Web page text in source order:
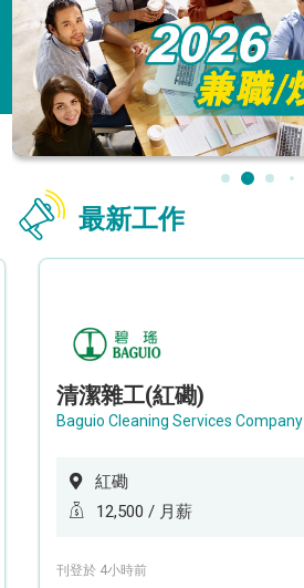
最新工作
清潔雜工(紅磡)
Baguio Cleaning Services
紅磡
12,500 / 月薪
刊登於 4小時前